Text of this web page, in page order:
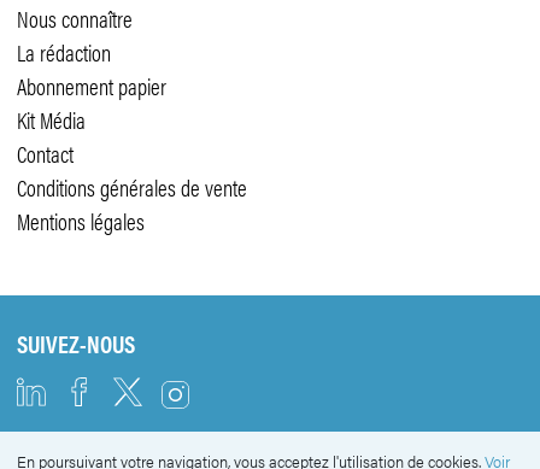
Nous connaître
La rédaction
Abonnement papier
Kit Média
Contact
Conditions générales de vente
Mentions légales
SUIVEZ-NOUS
En poursuivant votre navigation, vous acceptez l'utilisation de cookies.Voir